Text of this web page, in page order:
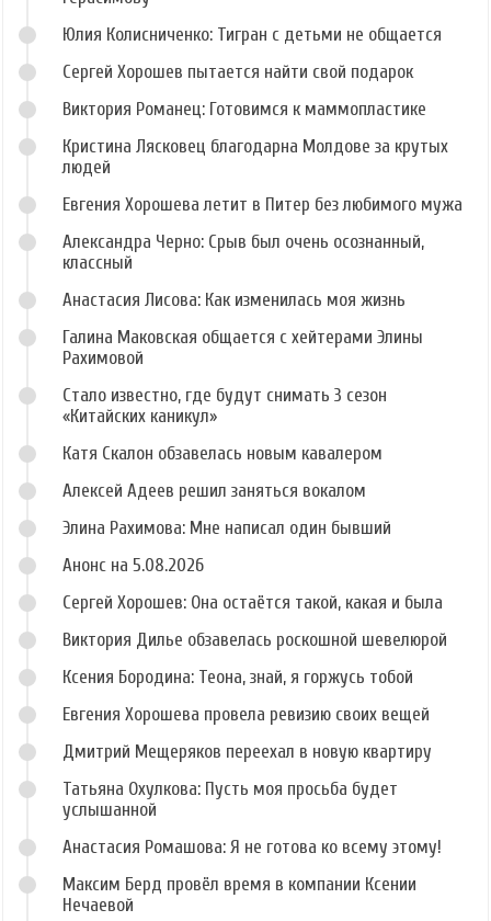
Юлия Колисниченко: Тигран с детьми не общается
Сергей Хорошев пытается найти свой подарок
Виктория Романец: Готовимся к маммопластике
Кристина Лясковец благодарна Молдове за крутых
людей
Евгения Хорошева летит в Питер без любимого мужа
Александра Черно: Срыв был очень осознанный,
классный
Анастасия Лисова: Как изменилась моя жизнь
Галина Маковская общается с хейтерами Элины
Рахимовой
Стало известно, где будут снимать 3 сезон
«Китайских каникул»
Катя Скалон обзавелась новым кавалером
Алексей Адеев решил заняться вокалом
Элина Рахимова: Мне написал один бывший
Анонс на 5.08.2026
Сергей Хорошев: Она остаётся такой, какая и была
Виктория Дилье обзавелась роскошной шевелюрой
Ксения Бородина: Теона, знай, я горжусь тобой
Евгения Хорошева провела ревизию своих вещей
Дмитрий Мещеряков переехал в новую квартиру
Татьяна Охулкова: Пусть моя просьба будет
услышанной
Анастасия Ромашова: Я не готова ко всему этому!
Максим Берд провёл время в компании Ксении
Нечаевой